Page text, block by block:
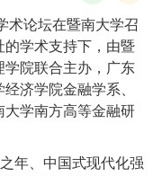
术论坛在暨南大学召
学术支持下，由暨
院联合主办，广东
济学院金融学系、
学南方高等金融研
年、中国式现代化强